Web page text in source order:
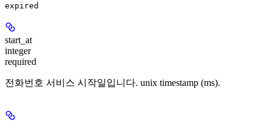
expired
start_at
integer
required
전화번호 서비스 시작일입니다. unix timestamp (ms).